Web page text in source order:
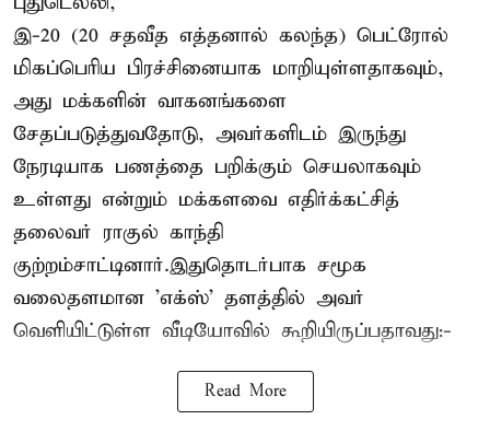
இ-20 (20 சதவீத எத்தனால் கலந்த) பெட்ரோல்
மிகப்பெரிய பிரச்சினையாக மாறியுள்ளதாகவும்,
அது மக்களின் வாகனங்களை
சேதப்படுத்துவதோடு, அவர்களிடம் இருந்து
நேரடியாக பணத்தை பறிக்கும் செயலாகவும்
உள்ளது என்றும் மக்களவை எதிர்க்கட்சித்
தலைவர் ராகுல் காந்தி
குற்றம்சாட்டினார்.இதுதொடர்பாக சமூக
வலைதளமான 'எக்ஸ்' தளத்தில் அவர்
வெளியிட்டுள்ள வீடியோவில் கூறியிருப்பதாவது:-
Read More